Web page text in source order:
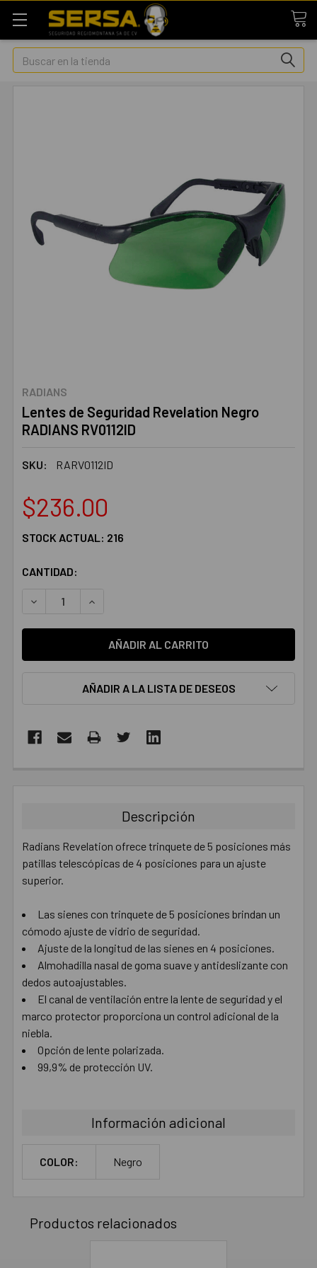
Buscar
RADIANS
Lentes de Seguridad Revelation Negro
RADIANS RV0112ID
SKU: RARV0112ID
$236.00
STOCK ACTUAL: 216
CANTIDAD:
DISMINUIR LA CANTIDAD:AUMENTAR LA CANTIDAD:
AÑADIR A LA LISTA DE DESEOS
SELECCIONADO
Descripción
Radians Revelation ofrece trinquete de 5 posiciones más
patillas telescópicas de 4 posiciones para un ajuste
superior.
Las sienes con trinquete de 5 posiciones brindan un
cómodo ajuste de vidrio de seguridad.
Ajuste de la longitud de las sienes en 4 posiciones.
Almohadilla nasal de goma suave y antideslizante con
dedos autoajustables.
El canal de ventilación entre la lente de seguridad y el
marco protector proporciona un control adicional de la
niebla.
Opción de lente polarizada.
99,9% de protección UV.
Información adicional
COLOR: Negro
Productos relacionados